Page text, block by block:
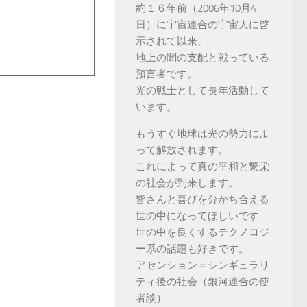
約１６年前（2006年10月4
日）に宇宙連合の宇宙人に啓
示されて以来、
地上の闇の支配と戦っている
預言者です。
光の戦士として長年活動して
います。
もうすぐ地球は光の勢力によ
って解放されます。
これによって真の平和と繁栄
の社会が到来します。
皆さんと喜びを分かち合える
世の中になってほしいです
世の中を良くするテクノロジ
ー系の話題も好きです。
アセンション＝シンギュラリ
ティ後の社会（銀河連合の使
者談）